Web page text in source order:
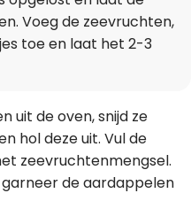
Voeg de zeevruchten,
toe en laat het 2-3
uit de oven, snijd ze
hol deze uit. Vul de
zeevruchtenmengsel.
de aardappelen